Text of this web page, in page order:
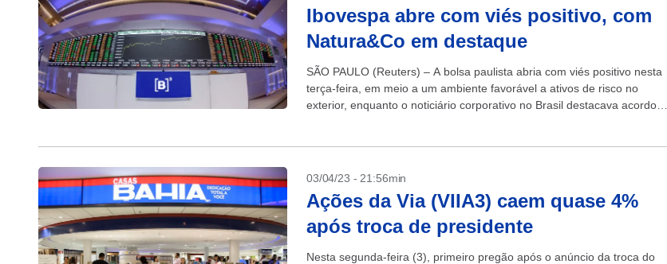
Ibovespa abre com viés positivo, com
Natura&Co em destaque
SÃO PAULO (Reuters) – A bolsa paulista abria com viés positivo nesta
terça-feira, em meio a um ambiente favorável a ativos de risco no
exterior, enquanto o noticiário corporativo no Brasil destacava acordo
03/04/23 - 21:56min
Ações da Via (VIIA3) caem quase 4%
após troca de presidente
Nesta segunda-feira (3), primeiro pregão após o anúncio da troca do